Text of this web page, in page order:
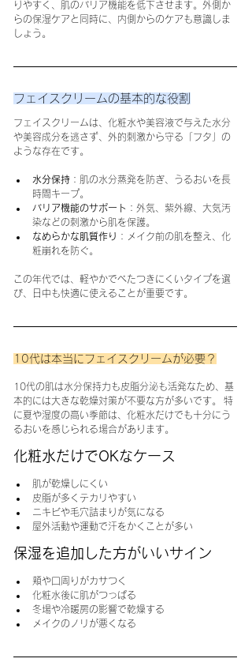
りやすく、肌のバリア機能を低下させます。外側か
らの保湿ケアと同時に、内側からのケアも意識しま
しょう。
フェイスクリームの基本的な役割
フェイスクリームは、化粧水や美容液で与えた水分
や美容成分を逃さず、外的刺激から守る「フタ」の
ような存在です。
水分保持 ：肌の水分蒸発を防ぎ、うるおいを長
時間キープ。
バリア機能のサポート ：外気、紫外線、大気汚
染などの刺激から肌を保護。
なめらかな肌質作り ：メイク前の肌を整え、化
粧崩れを防ぐ。
この年代では、軽やかでべたつきにくいタイプを選
び、日中も快適に使えることが重要です。
10代は本当にフェイスクリームが必要？
10代の肌は水分保持力も皮脂分泌も活発なため、基
本的には大きな乾燥対策が不要な方が多いです。 特
に夏や湿度の高い季節は、化粧水だけでも十分にう
るおいを感じられる場合があります。
化粧水だけでOKなケース
肌が乾燥しにくい
皮脂が多くテカリやすい
ニキビや毛穴詰まりが気になる
屋外活動や運動で汗をかくことが多い
保湿を追加した方がいいサイン
頬や口周りがカサつく
化粧水後に肌がつっぱる
冬場や冷暖房の影響で乾燥する
メイクのノリが悪くなる